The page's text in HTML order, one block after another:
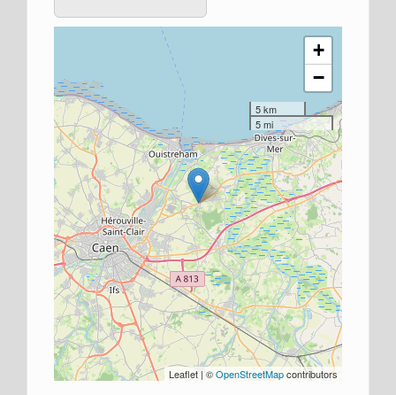
+
−
5 km
5 mi
Leaflet | ©OpenStreetMapcontributors